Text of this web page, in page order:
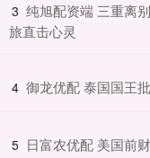
3 纯旭配资端 三重离
旅直击心灵
4 御龙优配 泰国国王
5 日富农优配 美国前